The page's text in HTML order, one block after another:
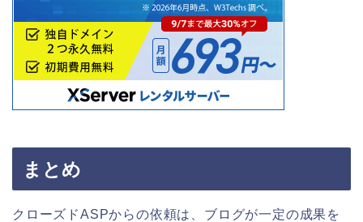
まとめ
クローズドASPからの依頼は、ブログが一定の成果を